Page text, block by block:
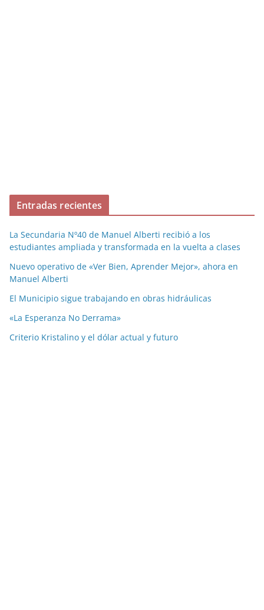
Entradas recientes
La Secundaria Nº40 de Manuel Alberti recibió a los
estudiantes ampliada y transformada en la vuelta a clases
Nuevo operativo de «Ver Bien, Aprender Mejor», ahora en
Manuel Alberti
El Municipio sigue trabajando en obras hidráulicas
«La Esperanza No Derrama»
Criterio Kristalino y el dólar actual y futuro